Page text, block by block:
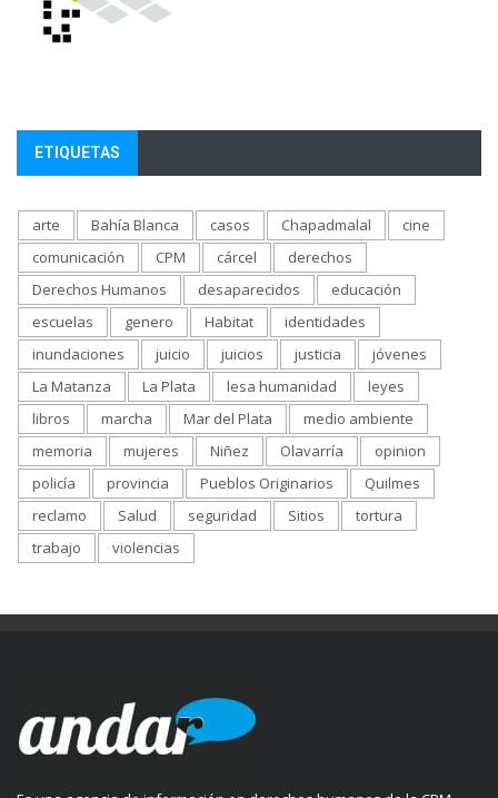
ETIQUETAS
arte Bahía Blanca casos Chapadmalal
cine
comunicación
CPM cárcel
derechos
Derechos Humanos
desaparecidos
educación
escuelas
genero Habitat
identidades
inundaciones
juicio juicios justicia
jóvenes
La Matanza
La Plata lesa humanidad
leyes
libros
marcha Mar del Plata
medio ambiente
memoria
mujeres Niñez Olavarría
opinion
policía
provincia Pueblos Originarios
Quilmes
reclamo
Salud seguridad Sitios
tortura
trabajo
violencias